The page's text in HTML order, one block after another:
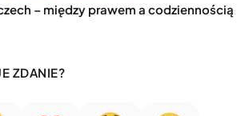
– między prawem a codziennością
ZDANIE?